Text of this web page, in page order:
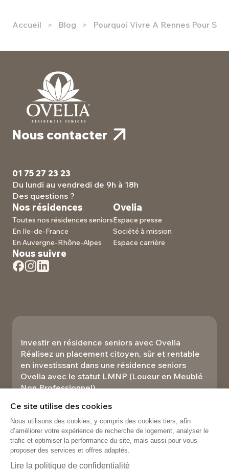
Ce site utilise des cookies
Nous utilisons des cookies, y compris des cookies tiers, afin
d’améliorer votre expérience de recherche de logement, analyser le
trafic et optimiser la performance du site, mais aussi pour vous
proposer des services et offres adaptés.
Lire la politique de confidentialité
Accueil Blog Pourquoi Vivre A Rennes Pour Sa
Nous contacter
01 75 27 23 23
Du lundi au vendredi de 9h à 18h
Des questions ?
Nos résidences
Toutes nos résidences seniors
En Ile-de-France
En Auvergne-Rhône-Alpes
Ovelia
Espace presse
Société à mission
Espace carrière
Nous suivre
Investir en résidence seniors avec Ovelia
Réalisez un placement citoyen, sûr et rentable
en investissant dans une résidence seniors
Ovelia avec le statut LMNP (Loueur en Meublé
Non Professionnel).​